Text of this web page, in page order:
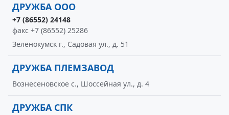
ДРУЖБА ООО
+7 (86552) 24148
факс +7 (86552) 25286
Зеленокумск г., Садовая ул., д. 51
ДРУЖБА ПЛЕМЗАВОД
Вознесеновское с., Шоссейная ул., д. 4
ДРУЖБА СПК